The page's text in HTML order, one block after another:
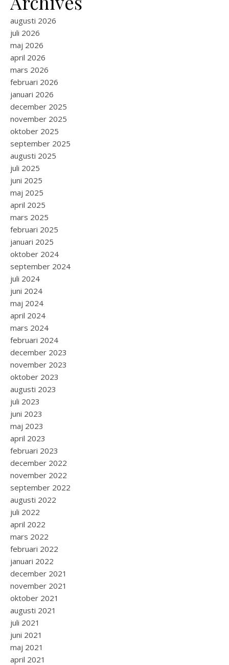
augusti 2026
juli 2026
maj 2026
april 2026
mars 2026
februari 2026
januari 2026
december 2025
november 2025
oktober 2025
september 2025
augusti 2025
juli 2025
juni 2025
maj 2025
april 2025
mars 2025
februari 2025
januari 2025
oktober 2024
september 2024
juli 2024
juni 2024
maj 2024
april 2024
mars 2024
februari 2024
december 2023
november 2023
oktober 2023
augusti 2023
juli 2023
juni 2023
maj 2023
april 2023
februari 2023
december 2022
november 2022
september 2022
augusti 2022
juli 2022
april 2022
mars 2022
februari 2022
januari 2022
december 2021
november 2021
oktober 2021
augusti 2021
juli 2021
juni 2021
maj 2021
april 2021